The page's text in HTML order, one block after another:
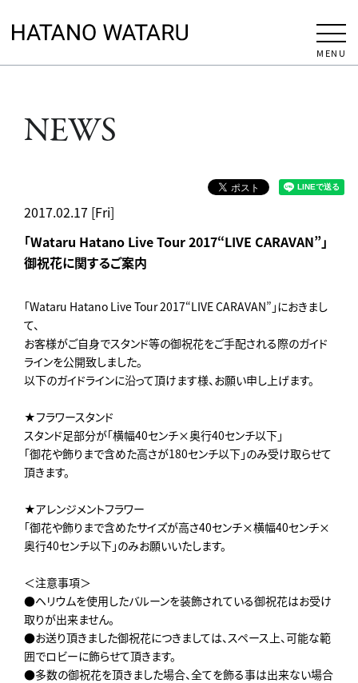
MENU
NEWS
2017.02.17 [Fri]
「Wataru Hatano Live Tour 2017“LIVE CARAVAN”」
御祝花に関するご案内
「Wataru Hatano Live Tour 2017“LIVE CARAVAN”」におきまし
て、
お客様がご自身でスタンド等の御祝花をご手配される際のガイド
ラインを公開致しました。
以下のガイドラインに沿って頂けます様、お願い申し上げます。
★フラワースタンド
スタンド足部分が「横幅40センチ×奥行40センチ以下」
「御花や飾りまで含めた高さが180センチ以下」のみ受け取らせて
頂きます。
★アレンジメントフラワー
「御花や飾りまで含めたサイズが高さ40センチ×横幅40センチ×
奥行40センチ以下」のみお願いいたします。
＜注意事項＞
●ヘリウムを使用したバルーンを装飾されている御祝花はお受け
取りが出来ません。
●お送り頂きました御祝花につきましては、スペース上、可能な範
囲でロビーに飾らせて頂きます。
●多数の御祝花を頂きました場合、全てを飾る事は出来ない場合